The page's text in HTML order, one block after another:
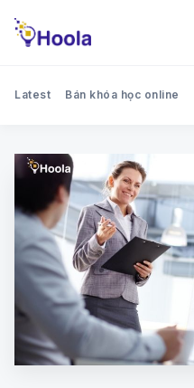
Latest Bán khóa học online